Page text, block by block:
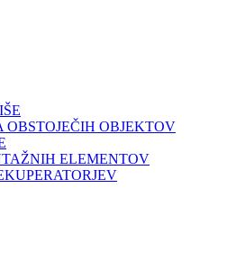
OBSTOJEČIH OBJEKTOV
ELEMENTOV